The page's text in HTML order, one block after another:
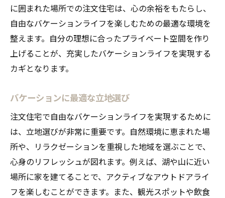
に囲まれた場所での注文住宅は、心の余裕をもたらし、
自由なバケーションライフを楽しむための最適な環境を
整えます。自分の理想に合ったプライベート空間を作り
上げることが、充実したバケーションライフを実現する
カギとなります。
バケーションに最適な立地選び
注文住宅で自由なバケーションライフを実現するために
は、立地選びが非常に重要です。自然環境に恵まれた場
所や、リラクゼーションを重視した地域を選ぶことで、
心身のリフレッシュが図れます。例えば、湖や山に近い
場所に家を建てることで、アクティブなアウトドアライ
フを楽しむことができます。また、観光スポットや飲食